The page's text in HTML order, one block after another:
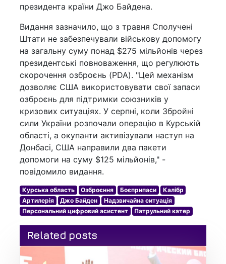
президента країни Джо Байдена.
Видання зазначило, що з травня Сполучені
Штати не забезпечували військову допомогу
на загальну суму понад $275 мільйонів через
президентські повноваження, що регулюють
скорочення озброєнь (PDA). "Цей механізм
дозволяє США використовувати свої запаси
озброєнь для підтримки союзників у
кризових ситуаціях. У серпні, коли Збройні
сили України розпочали операцію в Курській
області, а окупанти активізували наступ на
Донбасі, США направили два пакети
допомоги на суму $125 мільйонів," -
повідомило видання.
Курська область Озброєння Боєприпаси
Калібр
Артилерія
Джо Байден
Надзвичайна ситуація
Персональний цифровий асистент
Патрульний катер
Related posts